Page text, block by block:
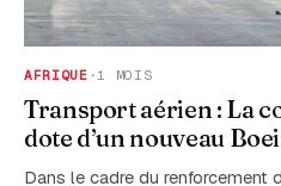
AFRIQUE ·1 MOIS
Transport aérien : La
dote d’un nouveau
Dans le cadre du renforcement